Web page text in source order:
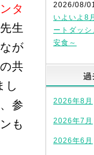
タ
先生
が
共
し
参
も
2026/08/
いよいよ8
ートダッシ
安食～
2026年8月
2026年7月
2026年6月